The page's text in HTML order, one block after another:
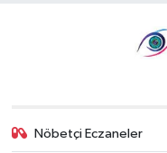
Nöbetçi Eczaneler